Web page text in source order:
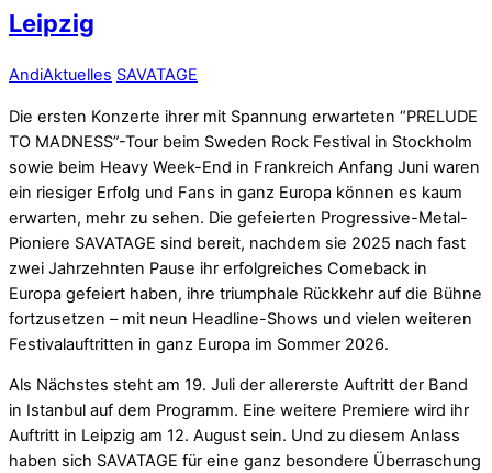
Leipzig
AndiAktuelles SAVATAGE
Die ersten Konzerte ihrer mit Spannung erwarteten “PRELUDE
TO MADNESS”-Tour beim Sweden Rock Festival in Stockholm
sowie beim Heavy Week-End in Frankreich Anfang Juni waren
ein riesiger Erfolg und Fans in ganz Europa können es kaum
erwarten, mehr zu sehen. Die gefeierten Progressive-Metal-
Pioniere SAVATAGE sind bereit, nachdem sie 2025 nach fast
zwei Jahrzehnten Pause ihr erfolgreiches Comeback in
Europa gefeiert haben, ihre triumphale Rückkehr auf die Bühne
fortzusetzen – mit neun Headline-Shows und vielen weiteren
Festivalauftritten in ganz Europa im Sommer 2026.
Als Nächstes steht am 19. Juli der allererste Auftritt der Band
in Istanbul auf dem Programm. Eine weitere Premiere wird ihr
Auftritt in Leipzig am 12. August sein. Und zu diesem Anlass
haben sich SAVATAGE für eine ganz besondere Überraschung